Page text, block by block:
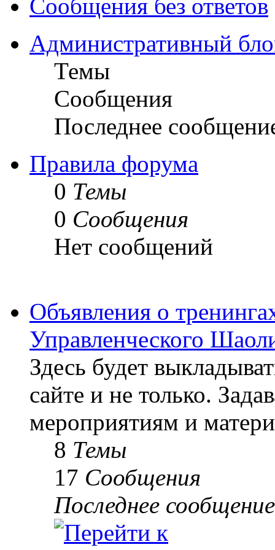
Сообщения без ответов
Административный
Темы
Сообщения
Последнее
Правила форума
0 Темы
0 Сообщения
Нет сообщений
Объявления о
Управленческого
Здесь будет
сайте и не только.
мероприятиям и
8 Темы
17 Сообщения
Последнее сообщение